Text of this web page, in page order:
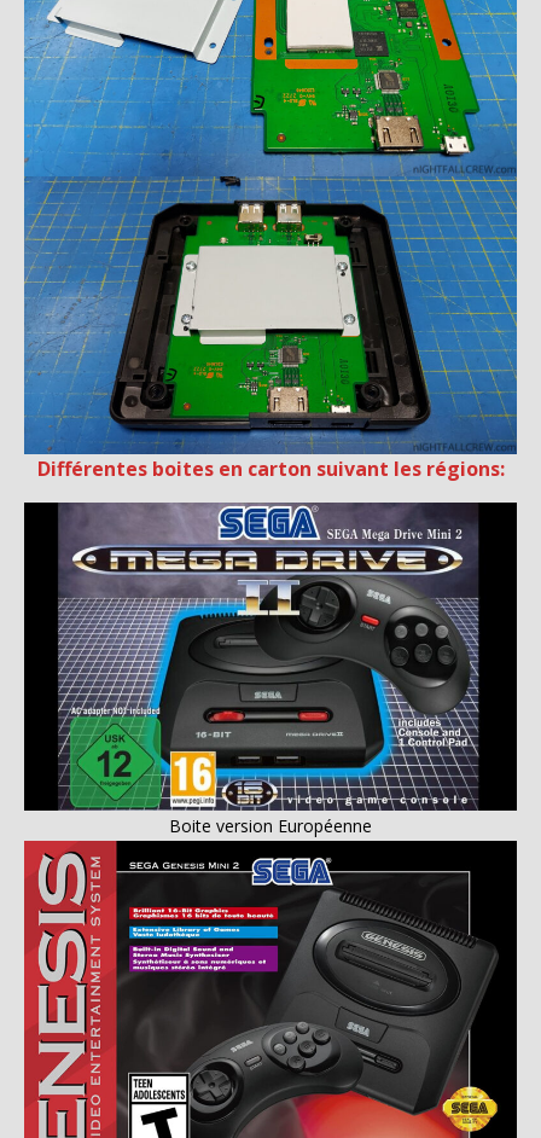
Différentes boites en carton suivant les régions:
Boite version Européenne